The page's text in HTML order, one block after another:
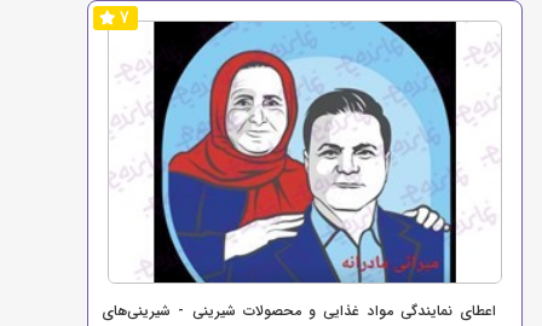
7
اعطای نمایندگی مواد غذایی و محصولات شیرینی - شیرینی‌های